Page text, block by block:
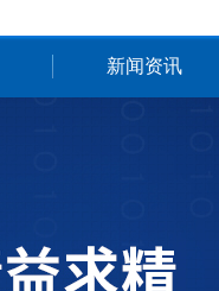
新闻资讯